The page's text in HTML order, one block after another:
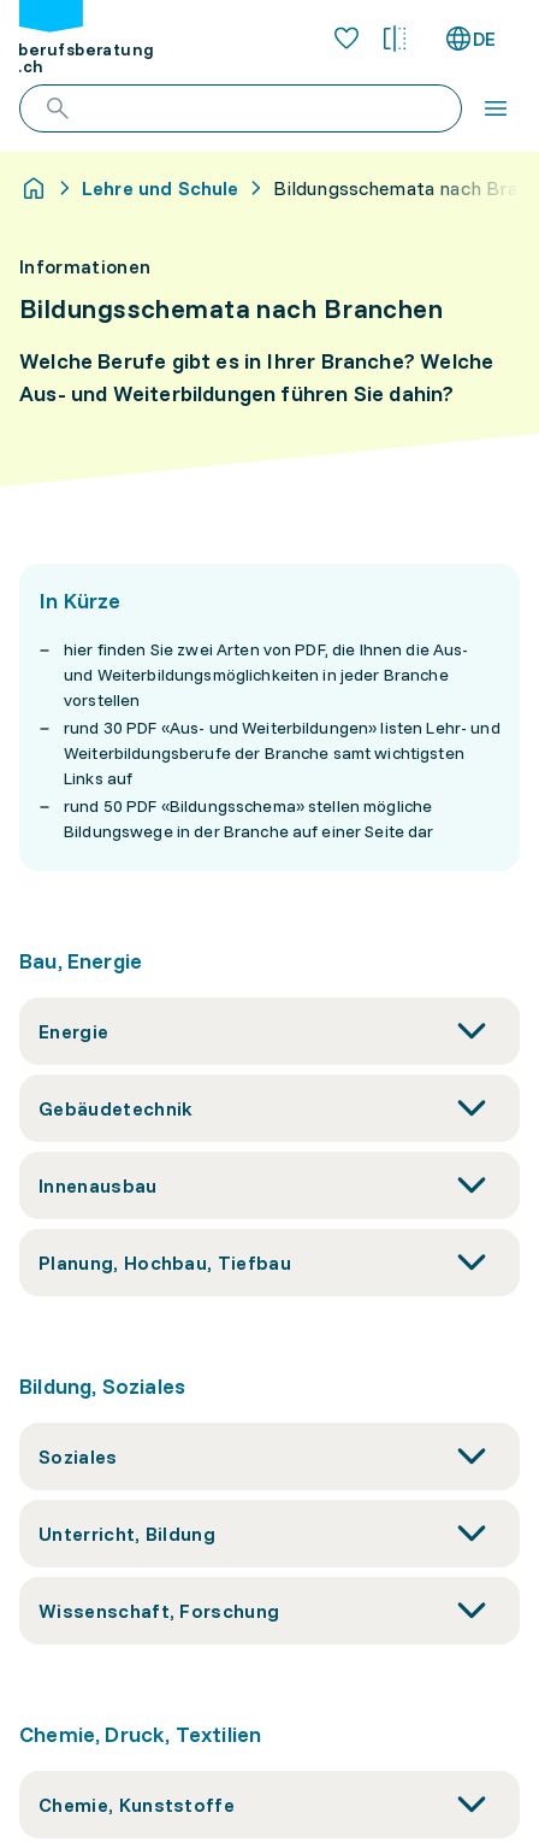
berufsberatung
.ch
DE
Lehre und Schule Bildungsschemata nach
Informationen
Bildungsschemata nach Branchen
Welche Berufe gibt es in Ihrer Branche? Welche
Aus- und Weiterbildungen führen Sie dahin?
In Kürze
hier finden Sie zwei Arten von PDF, die Ihnen die Aus-
und Weiterbildungsmöglichkeiten in jeder Branche
vorstellen
rund 30 PDF «Aus- und Weiterbildungen» listen Lehr- und
Weiterbildungsberufe der Branche samt wichtigsten
Links auf
rund 50 PDF «Bildungsschema» stellen mögliche
Bildungswege in der Branche auf einer Seite dar
Bau, Energie
Energie
Gebäudetechnik
Innenausbau
Planung, Hochbau, Tiefbau
Bildung, Soziales
Soziales
Unterricht, Bildung
Wissenschaft, Forschung
Chemie, Druck, Textilien
Chemie, Kunststoffe